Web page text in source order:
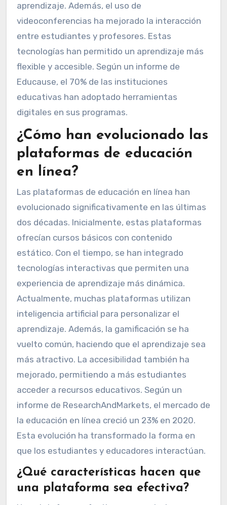
aprendizaje. Además, el uso de
videoconferencias ha mejorado la interacción
entre estudiantes y profesores. Estas
tecnologías han permitido un aprendizaje más
flexible y accesible. Según un informe de
Educause, el 70% de las instituciones
educativas han adoptado herramientas
digitales en sus programas.
¿Cómo han evolucionado las
plataformas de educación
en línea?
Las plataformas de educación en línea han
evolucionado significativamente en las últimas
dos décadas. Inicialmente, estas plataformas
ofrecían cursos básicos con contenido
estático. Con el tiempo, se han integrado
tecnologías interactivas que permiten una
experiencia de aprendizaje más dinámica.
Actualmente, muchas plataformas utilizan
inteligencia artificial para personalizar el
aprendizaje. Además, la gamificación se ha
vuelto común, haciendo que el aprendizaje sea
más atractivo. La accesibilidad también ha
mejorado, permitiendo a más estudiantes
acceder a recursos educativos. Según un
informe de ResearchAndMarkets, el mercado de
la educación en línea creció un 23% en 2020.
Esta evolución ha transformado la forma en
que los estudiantes y educadores interactúan.
¿Qué características hacen que
una plataforma sea efectiva?